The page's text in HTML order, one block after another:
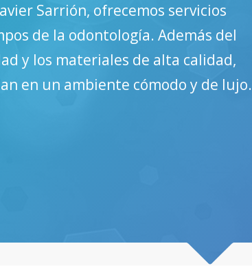
Sarrión, ofrecemos servicios
de la odontología. Además del
y los materiales de alta calidad,
en un ambiente cómodo y de lujo.